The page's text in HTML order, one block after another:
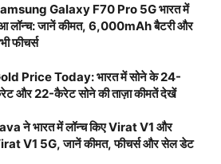
Galaxy F70 Pro 5G भारत में
लॉन्च: जानें कीमत, 6,000mAh बैटरी और
फीचर्स
Price Today: भारत में सोने के 24-
और 22-कैरेट सोने की ताज़ा कीमतें देखें
ने भारत में लॉन्च किए Virat V1 और
V1 5G, जानें कीमत, फीचर्स और सेल डेट